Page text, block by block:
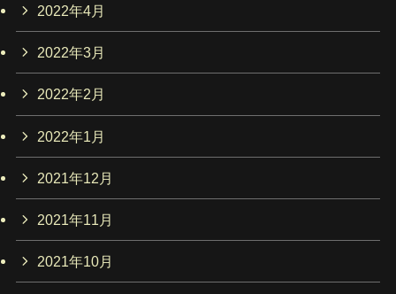
2022年4月
2022年3月
2022年2月
2022年1月
2021年12月
2021年11月
2021年10月